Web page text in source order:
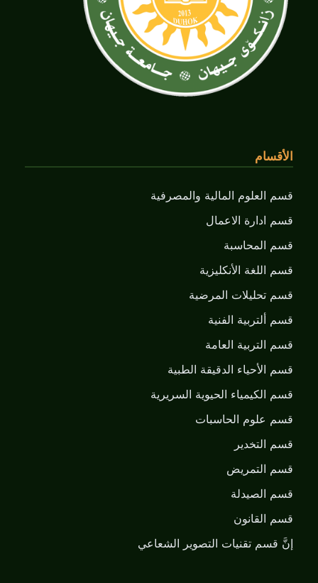
الأقسام
قسم العلوم المالية والمصرفية
قسم ادارة الاعمال
قسم المحاسبة
قسم اللغة الأنكليزية
قسم تحليلات المرضية
قسم ألتربية الفنية
قسم التربية العامة
قسم الأحياء الدقيقة الطبية
قسم الكيمياء الحيوية السريرية
قسم علوم الحاسبات
قسم التخدير
قسم التمريض
قسم الصيدلة
قسم القانون
إنَّ قسم تقنيات التصوير الشعاعي